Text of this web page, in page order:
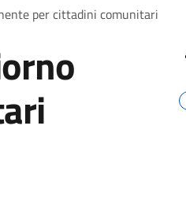
per cittadini comunitari